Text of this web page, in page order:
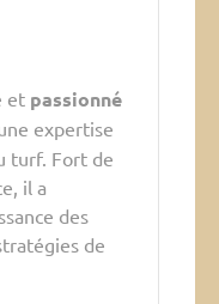
et passionné
expertise
turf. Fort de
il a
des
de